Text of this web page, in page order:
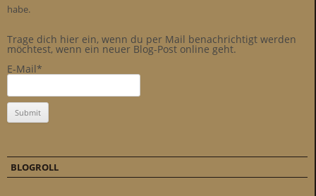
habe.
Trage dich hier ein, wenn du per Mail benachrichtigt werden
möchtest, wenn ein neuer Blog-Post online geht.
E-Mail*
BLOGROLL